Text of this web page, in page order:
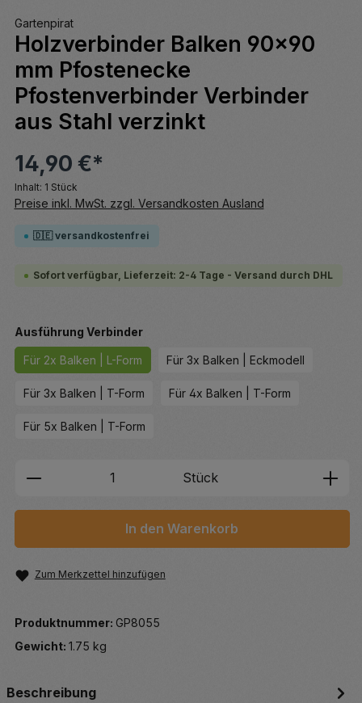
Gartenpirat
Holzverbinder Balken 90x90
mm Pfostenecke
Pfostenverbinder Verbinder
aus Stahl verzinkt
14,90 €*
Inhalt: 1 Stück
Preise inkl. MwSt. zzgl. Versandkosten Ausland
🇩🇪 versandkostenfrei
Sofort verfügbar, Lieferzeit: 2-4 Tage - Versand durch DHL
Ausführung Verbinderauswählen
Für 2x Balken | L-Form Für 3x Balken | Eckmodell
Für 3x Balken | T-Form Für 4x Balken | T-Form
Für 5x Balken | T-Form
Produkt Anzahl: Gib den
Stück
In den Warenkorb
Zum Merkzettel hinzufügen
Produktnummer: GP8055
Gewicht: 1.75 kg
Beschreibung